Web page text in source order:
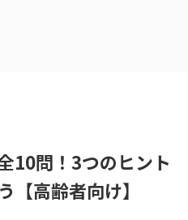
10問！3つのヒント
【高齢者向け】